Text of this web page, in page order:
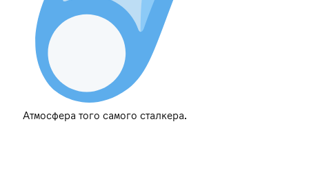
Атмосфера того самого сталкера.